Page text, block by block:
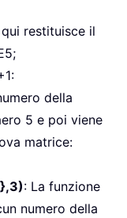
qui restituisce il
della
5 e poi viene
matrice:
: La funzione
numero della